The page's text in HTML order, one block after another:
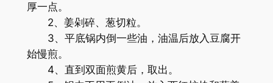
厚一点。
2、姜剁碎、葱切粒。
3、平底锅内倒一些油，油温后放入豆腐开
始慢煎。
4、直到双面煎黄后，取出。